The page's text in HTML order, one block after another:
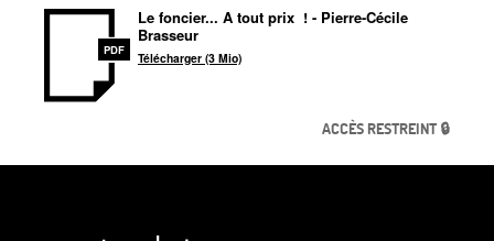
PDF
Le foncier... A tout prix ! - Pierre-Cécile
Brasseur
Télécharger (3 Mio)
ACCÈS RESTREINT 🔒